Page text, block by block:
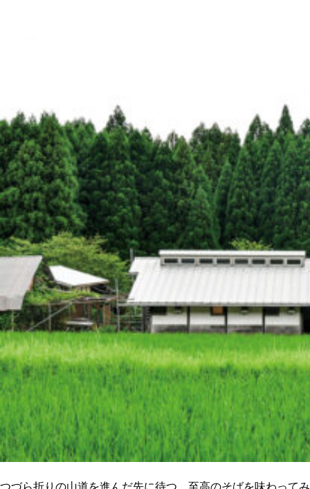
CULTURE
すべて
関西で開催。
おすすめの展覧会
おすすめの映画
誠光社で選びました。
おすすめの本
紹介します。
おすすめのイベント
つづら折りの山道を進んだ先に待つ、至高のそばを味わってみ